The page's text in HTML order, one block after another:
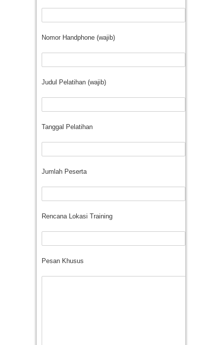
Nomor Handphone (wajib)
Judul Pelatihan (wajib)
Tanggal Pelatihan
Jumlah Peserta
Rencana Lokasi Training
Pesan Khusus